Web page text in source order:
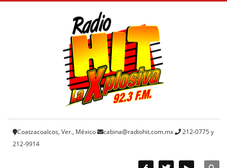
Coatzacoalcos, Ver., México cabina@radiohit.com.mx
212-0775 y
212-9914